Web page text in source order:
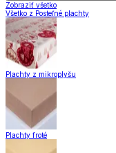
Zobraziť všetko
Všetko z Posteľné plachty
Plachty z mikroplyšu
Plachty froté